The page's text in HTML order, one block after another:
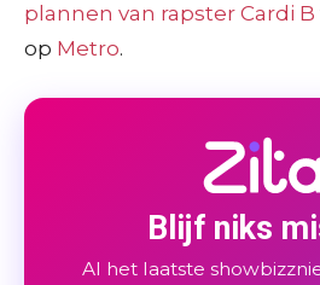
plannen van rapster Cardi B
op Metro.
Blijf niks
Al het laatste